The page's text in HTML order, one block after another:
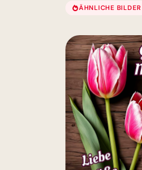
ÄHNLICHE BILDER